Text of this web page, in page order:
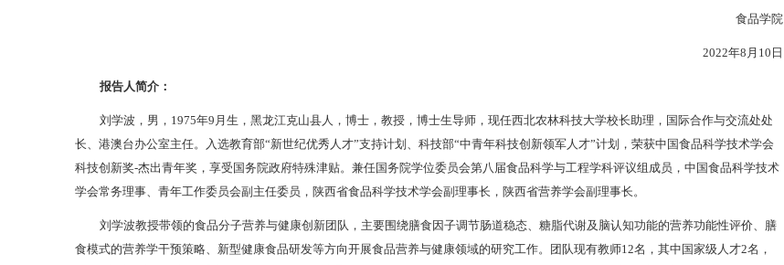
食品学院
2022年8月10日
报告人简介：
刘学波，男，1975年9月生，黑龙江克山县人，博士，教授，博士生导师，现任西北农林科技大学校长助理，国际合作与交流处处
长、港澳台办公室主任。入选教育部“新世纪优秀人才”支持计划、科技部“中青年科技创新领军人才”计划，荣获中国食品科学技术学会
科技创新奖-杰出青年奖，享受国务院政府特殊津贴。兼任国务院学位委员会第八届食品科学与工程学科评议组成员，中国食品科学技术
学会常务理事、青年工作委员会副主任委员，陕西省食品科学技术学会副理事长，陕西省营养学会副理事长。
刘学波教授带领的食品分子营养与健康创新团队，主要围绕膳食因子调节肠道稳态、糖脂代谢及脑认知功能的营养功能性评价、膳
食模式的营养学干预策略、新型健康食品研发等方向开展食品营养与健康领域的研究工作。团队现有教师12名，其中国家级人才2名，